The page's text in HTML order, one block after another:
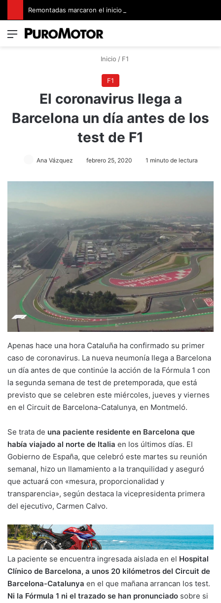
Menú
Inicio / F1
F1
El coronavirus llega a
Barcelona un día antes de los
test de F1
Ana Vázquez febrero 25, 2020 1 minuto de lectura
Apenas hace una hora Cataluña ha confirmado su primer
caso de coronavirus. La nueva neumonía llega a Barcelona
un día antes de que continúe la acción de la Fórmula 1 con
la segunda semana de test de pretemporada, que está
previsto que se celebren este miércoles, jueves y viernes
en el Circuit de Barcelona-Catalunya, en Montmeló.
Se trata de una paciente residente en Barcelona que
había viajado al norte de Italia en los últimos días. El
Gobierno de España, que celebró este martes su reunión
semanal, hizo un llamamiento a la tranquilidad y aseguró
que actuará con «mesura, proporcionalidad y
transparencia», según destaca la vicepresidenta primera
del ejecutivo, Carmen Calvo.
La paciente se encuentra ingresada aislada en el Hospital
Clínico de Barcelona, a unos 20 kilómetros del Circuit de
Barcelona-Catalunya en el que mañana arrancan los test.
Ni la Fórmula 1 ni el trazado se han pronunciado sobre si